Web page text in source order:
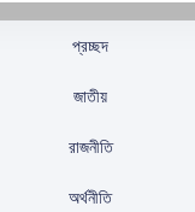
প্রচ্ছদ
জাতীয়
রাজনীতি
অর্থনীতি
হুমকি
প্রকাশিতঃসেপ্টেম্বর ৫,